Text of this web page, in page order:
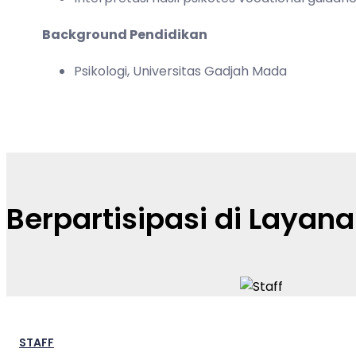
Background Pendidikan
Psikologi, Universitas Gadjah Mada
Berpartisipasi di
STAFF